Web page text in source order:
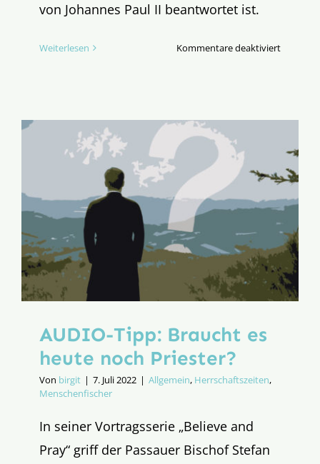
von Johannes Paul II beantwortet ist.
Weiterlesen Kommentare deaktiviertfür
dem
der
Frau
AUDIO-Tipp: Braucht es
heute noch Priester?
Von birgit | 7. Juli 2022 | Allgemein, Herrschaftszeiten,
Menschenfischer
In seiner Vortragsserie „Believe and
Pray“ griff der Passauer Bischof Stefan